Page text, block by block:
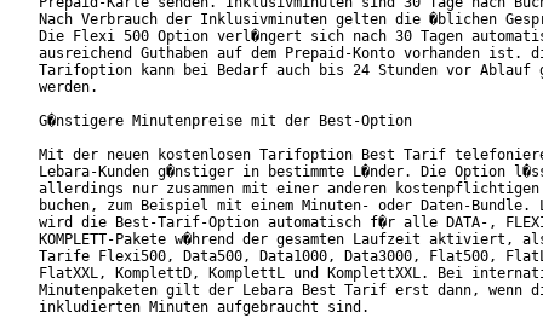
Nach Verbrauch der Inklusivminuten gelten die �blichen
Die Flexi 500 Option verl�ngert sich nach 30 Tagen
ausreichend Guthaben auf dem Prepaid-Konto vorhanden ist.
Tarifoption kann bei Bedarf auch bis 24 Stunden vor Ablauf
werden.
G�nstigere Minutenpreise mit der Best-Option
Mit der neuen kostenlosen Tarifoption Best Tarif
Lebara-Kunden g�nstiger in bestimmte L�nder. Die Option
allerdings nur zusammen mit einer anderen kostenpflichtigen
buchen, zum Beispiel mit einem Minuten- oder Daten-Bundle.
wird die Best-Tarif-Option automatisch f�r alle DATA-,
KOMPLETT-Pakete w�hrend der gesamten Laufzeit aktiviert,
Tarife Flexi500, Data500, Data1000, Data3000, Flat500,
FlatXXL, KomplettD, KomplettL und KomplettXXL. Bei
Minutenpaketen gilt der Lebara Best Tarif erst dann, wenn
inkludierten Minuten aufgebraucht sind.